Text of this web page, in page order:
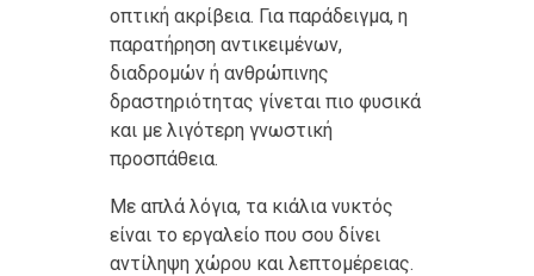
οπτική ακρίβεια. Για παράδειγμα, η
παρατήρηση αντικειμένων,
διαδρομών ή ανθρώπινης
δραστηριότητας γίνεται πιο φυσικά
και με λιγότερη γνωστική
προσπάθεια.
Με απλά λόγια, τα κιάλια νυκτός
είναι το εργαλείο που σου δίνει
αντίληψη χώρου και λεπτομέρειας.